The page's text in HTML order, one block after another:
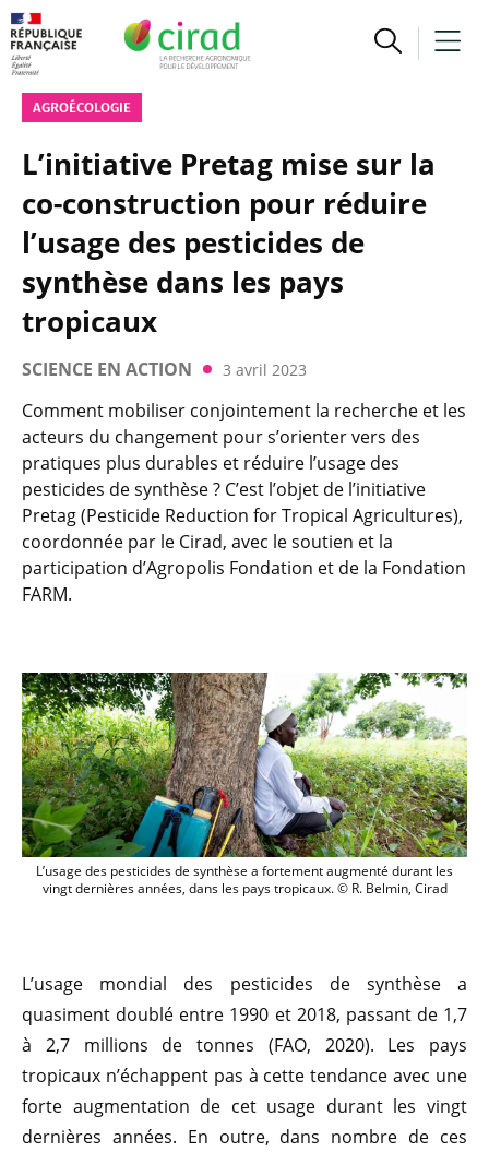
AGROÉCOLOGIE
L’initiative Pretag mise sur la
co-construction pour réduire
l’usage des pesticides de
synthèse dans les pays
tropicaux
SCIENCE EN ACTION 3 avril 2023
Comment mobiliser conjointement la recherche et les
acteurs du changement pour s’orienter vers des
pratiques plus durables et réduire l’usage des
pesticides de synthèse ? C’est l’objet de l’initiative
Pretag (Pesticide Reduction for Tropical Agricultures),
coordonnée par le Cirad, avec le soutien et la
participation d’Agropolis Fondation et de la Fondation
FARM.
L’usage des pesticides de synthèse a fortement augmenté durant les
vingt dernières années, dans les pays tropicaux. © R. Belmin, Cirad
L’usage mondial des pesticides de synthèse a
quasiment doublé entre 1990 et 2018, passant de 1,7
à 2,7 millions de tonnes (FAO, 2020). Les pays
tropicaux n’échappent pas à cette tendance avec une
forte augmentation de cet usage durant les vingt
dernières années. En outre, dans nombre de ces